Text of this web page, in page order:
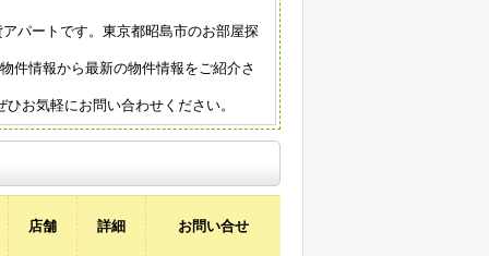
パートです。東京都昭島市のお部屋探
件情報から最新の物件情報をご紹介さ
お気軽にお問い合わせください。
店舗 詳細 お問い合せ